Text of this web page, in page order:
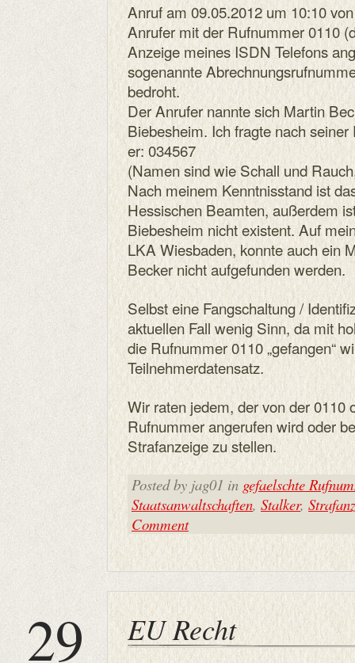
Anruf am 09.05.2012 um 10:10
Anrufer mit der Rufnummer 0110
Anzeige meines ISDN Telefons
sogenannte
bedroht.
Der Anrufer nannte sich Martin
Biebesheim. Ich fragte nach
er: 034567
(Namen sind wie Schall und
Nach meinem Kenntnisstand ist
Hessischen Beamten, außerdem
Biebesheim nicht existent. Auf
LKA Wiesbaden, konnte auch ein
Becker nicht aufgefunden werden.
Selbst eine Fangschaltung /
aktuellen Fall wenig Sinn, da mit
die Rufnummer 0110 „gefangen“
Teilnehmerdatensatz.
Wir raten jedem, der von der 0110
Rufnummer angerufen wird oder
Strafanzeige zu stellen.
Posted by jag01 in gefaelschte
Staatsanwaltschaften, Stalker,
Comment
29 EU Recht